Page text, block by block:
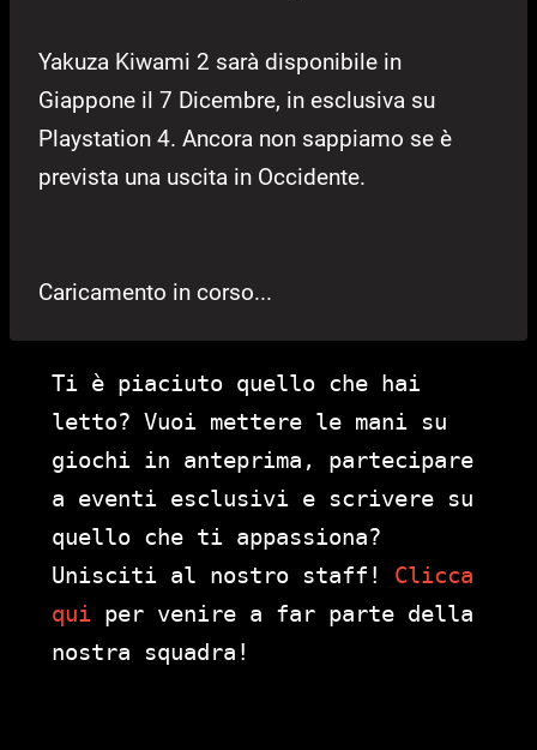
Yakuza Kiwami 2 sarà disponibile in
Giappone il 7 Dicembre, in esclusiva su
Playstation 4. Ancora non sappiamo se è
prevista una uscita in Occidente.
Caricamento in corso...
Ti è piaciuto quello che hai
letto? Vuoi mettere le mani su
giochi in anteprima, partecipare
a eventi esclusivi e scrivere su
quello che ti appassiona?
Unisciti al nostro staff! Clicca
qui per venire a far parte della
nostra squadra!